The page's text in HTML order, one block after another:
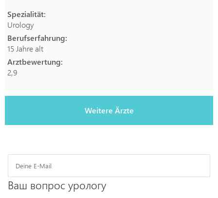
Spezialität:
Urology
Berufserfahrung:
15 Jahre alt
Arztbewertung:
2,9
Weitere Ärzte
Ваш вопрос урологу